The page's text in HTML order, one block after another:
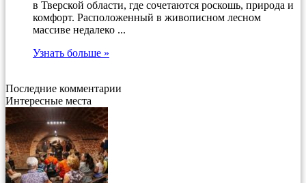
в Тверской области, где сочетаются роскошь, природа и
комфорт. Расположенный в живописном лесном
массиве недалеко ...
Узнать больше »
Последние комментарии
Интересные места